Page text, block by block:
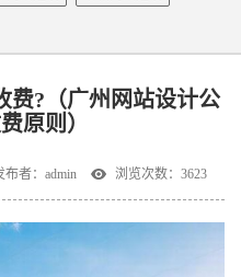
费?（广州网站设计公
原则）
布者：admin 浏览次数：3623